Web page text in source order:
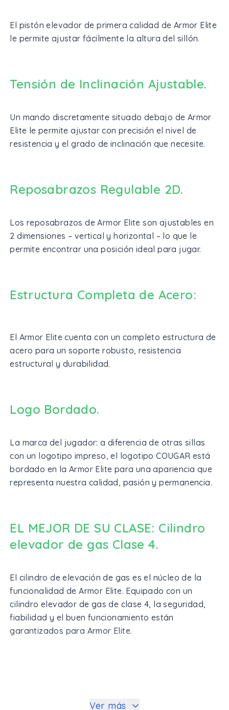
El pistón elevador de primera calidad de Armor Elite
le permite ajustar fácilmente la altura del sillón.
Tensión de Inclinación Ajustable.
Un mando discretamente situado debajo de Armor
Elite le permite ajustar con precisión el nivel de
resistencia y el grado de inclinación que necesite.
Reposabrazos Regulable 2D.
Los reposabrazos de Armor Elite son ajustables en
2 dimensiones – vertical y horizontal – lo que le
permite encontrar una posición ideal para jugar.
Estructura Completa de Acero:
El Armor Elite cuenta con un completo estructura de
acero para un soporte robusto, resistencia
estructural y durabilidad.
Logo Bordado.
La marca del jugador: a diferencia de otras sillas
con un logotipo impreso, el logotipo COUGAR está
bordado en la Armor Elite para una apariencia que
representa nuestra calidad, pasión y permanencia.
EL MEJOR DE SU CLASE: Cilindro
elevador de gas Clase 4.
El cilindro de elevación de gas es el núcleo de la
funcionalidad de Armor Elite. Equipado con un
cilindro elevador de gas de clase 4, la seguridad,
fiabilidad y el buen funcionamiento están
garantizados para Armor Elite.
Ver más